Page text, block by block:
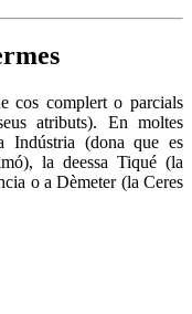
cos complert o parcials
atributs). En moltes
Indústria (dona que es
la deessa Tiqué (la
o a Dèmeter (la Ceres